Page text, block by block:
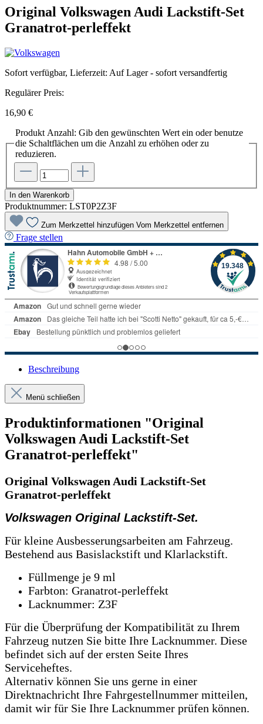
Original Volkswagen Audi Lackstift-Set
Granatrot-perleffekt
Sofort verfügbar, Lieferzeit: Auf Lager - sofort versandfertig
Regulärer Preis:
16,90 €
Produkt Anzahl: Gib den gewünschten Wert ein oder benutze
die Schaltflächen um die Anzahl zu erhöhen oder zu
reduzieren.
In den Warenkorb
Produktnummer: LST0P2Z3F
Zum Merkzettel hinzufügen Vom Merkzettel entfernen
Frage stellen
Beschreibung
Menü schließen
Produktinformationen "Original
Volkswagen Audi Lackstift-Set
Granatrot-perleffekt"
Original Volkswagen Audi Lackstift-Set
Granatrot-perleffekt
Volkswagen Original Lackstift-Set.
Für kleine Ausbesserungsarbeiten am Fahrzeug.
Bestehend aus Basislackstift und Klarlackstift.
Füllmenge je 9 ml
Farbton: Granatrot-perleffekt
Lacknummer: Z3F
Für die Überprüfung der Kompatibilität zu Ihrem
Fahrzeug nutzen Sie bitte Ihre Lacknummer. Diese
befindet sich auf der ersten Seite Ihres
Serviceheftes.
Alternativ können Sie uns gerne in einer
Direktnachricht Ihre Fahrgestellnummer mitteilen,
damit wir für Sie Ihre Lacknummer prüfen können.